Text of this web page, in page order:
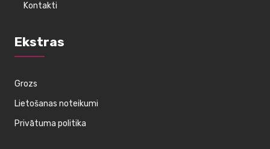
Kontakti
Ekstras
Grozs
Lietošanas noteikumi
Privātuma politika